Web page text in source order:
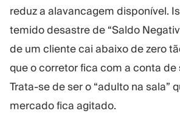
reduz a alavancagem disponível.
temido desastre de “Saldo
de um cliente cai abaixo de zero
que o corretor fica com a conta de
Trata-se de ser o “adulto na sala”
mercado fica agitado.